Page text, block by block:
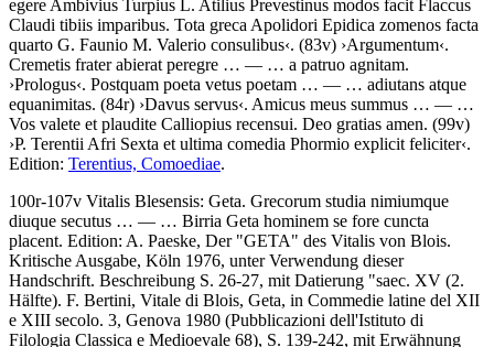
egere Ambivius Turpius L. Atilius Prevestinus modos facit Flaccus
Claudi tibiis imparibus. Tota greca Apolidori Epidica zomenos facta
quarto G. Faunio M. Valerio consulibus‹. (83v) ›Argumentum‹.
Cremetis frater abierat peregre … — … a patruo agnitam.
›Prologus‹. Postquam poeta vetus poetam … — … adiutans atque
equanimitas. (84r) ›Davus servus‹. Amicus meus summus … — …
Vos valete et plaudite Calliopius recensui. Deo gratias amen. (99v)
›P. Terentii Afri Sexta et ultima comedia Phormio explicit feliciter‹.
Edition: Terentius, Comoediae.
100r-107v Vitalis Blesensis: Geta. Grecorum studia nimiumque
diuque secutus … — … Birria Geta hominem se fore cuncta
placent. Edition: A. Paeske, Der "GETA" des Vitalis von Blois.
Kritische Ausgabe, Köln 1976, unter Verwendung dieser
Handschrift. Beschreibung S. 26-27, mit Datierung "saec. XV (2.
Hälfte). F. Bertini, Vitale di Blois, Geta, in Commedie latine del XII
e XIII secolo. 3, Genova 1980 (Pubblicazioni dell'Istituto di
Filologia Classica e Medioevale 68), S. 139-242, mit Erwähnung